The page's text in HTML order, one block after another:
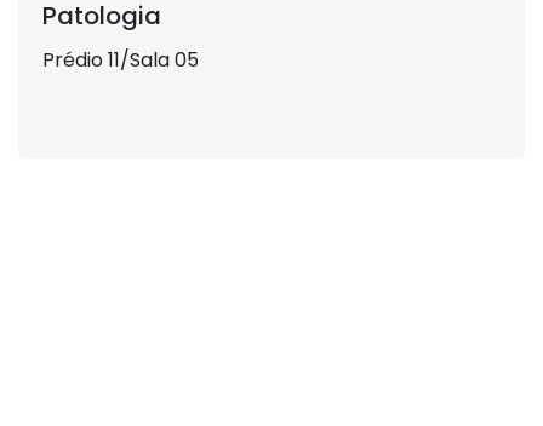
Patologia
Prédio 11/Sala 05